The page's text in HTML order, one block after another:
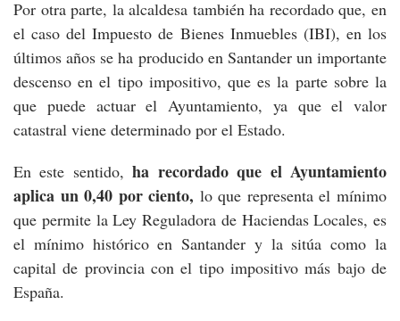
Por otra parte, la alcaldesa también ha recordado que, en
el caso del Impuesto de Bienes Inmuebles (IBI), en los
últimos años se ha producido en Santander un importante
descenso en el tipo impositivo, que es la parte sobre la
que puede actuar el Ayuntamiento, ya que el valor
catastral viene determinado por el Estado.
En este sentido,ha recordado que el Ayuntamiento
aplica un 0,40 por ciento, lo que representa el mínimo
que permite la Ley Reguladora de Haciendas Locales, es
el mínimo histórico en Santander y la sitúa como la
capital de provincia con el tipo impositivo más bajo de
España.